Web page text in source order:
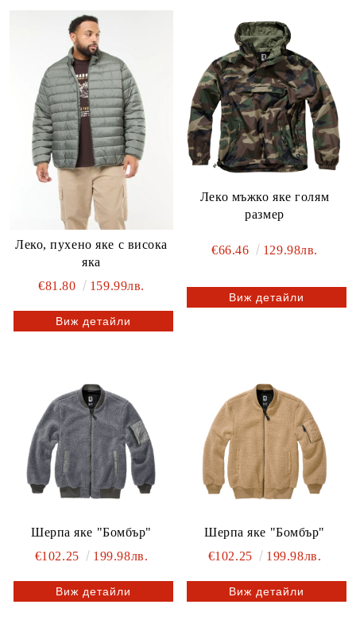
Леко, пухено яке с висока
яка
€81.80
159.99лв.
Виж детайли
Леко мъжко яке голям
размер
€66.46 129.98лв.
Виж детайли
Шерпа яке "Бомбър"
€102.25
199.98лв.
Виж детайли
Шерпа яке "Бомбър"
€102.25
199.98лв.
Виж детайли